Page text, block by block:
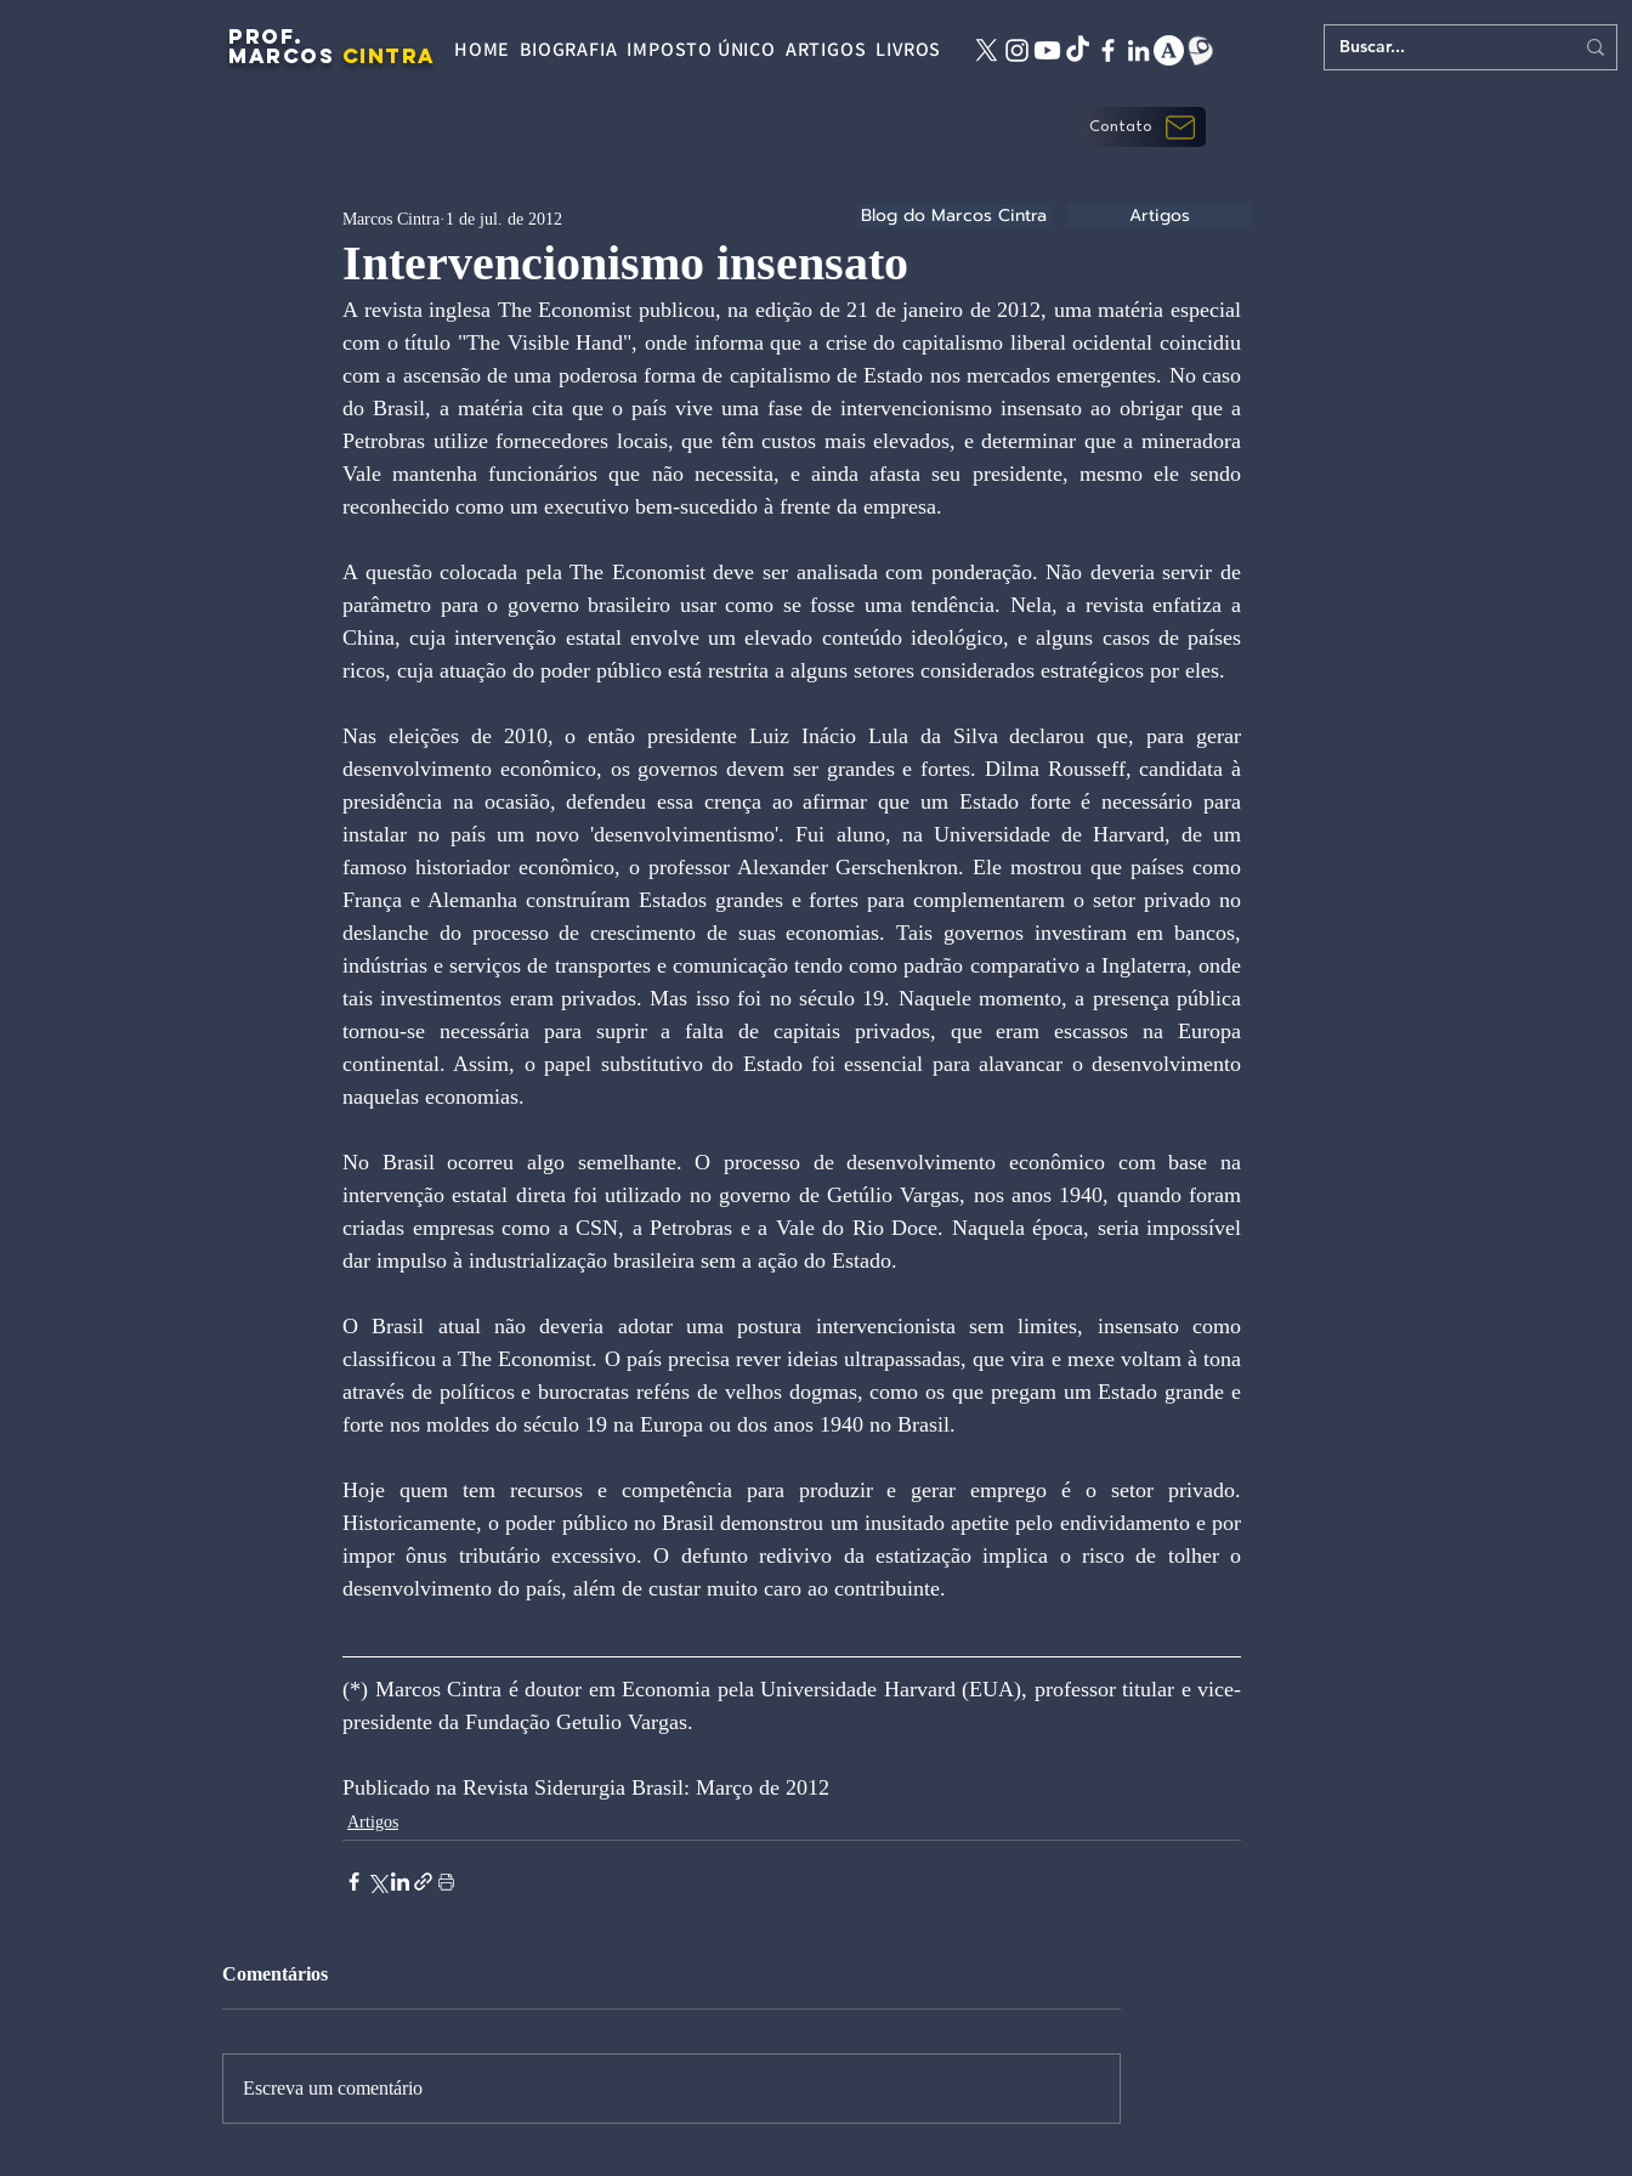
PROF.
MARCOS CINTRA HOME BIOGRAFIA IMPOSTO ÚNICO ARTIGOS LIVROS
Contato
Intervencionismo insensato
Marcos Cintra 1 de jul. de 2012
A revista inglesa The Economist publicou, na edição de 21 de janeiro de 2012, uma matéria especial
com o título "The Visible Hand", onde informa que a crise do capitalismo liberal ocidental coincidiu
com a ascensão de uma poderosa forma de capitalismo de Estado nos mercados emergentes. No caso
do Brasil, a matéria cita que o país vive uma fase de intervencionismo insensato ao obrigar que a
Petrobras utilize fornecedores locais, que têm custos mais elevados, e determinar que a mineradora
Vale mantenha funcionários que não necessita, e ainda afasta seu presidente, mesmo ele sendo
reconhecido como um executivo bem-sucedido à frente da empresa.
A questão colocada pela The Economist deve ser analisada com ponderação. Não deveria servir de
parâmetro para o governo brasileiro usar como se fosse uma tendência. Nela, a revista enfatiza a
China, cuja intervenção estatal envolve um elevado conteúdo ideológico, e alguns casos de países
ricos, cuja atuação do poder público está restrita a alguns setores considerados estratégicos por eles.
Nas eleições de 2010, o então presidente Luiz Inácio Lula da Silva declarou que, para gerar
desenvolvimento econômico, os governos devem ser grandes e fortes. Dilma Rousseff, candidata à
presidência na ocasião, defendeu essa crença ao afirmar que um Estado forte é necessário para
instalar no país um novo 'desenvolvimentismo'. Fui aluno, na Universidade de Harvard, de um
famoso historiador econômico, o professor Alexander Gerschenkron. Ele mostrou que países como
França e Alemanha construíram Estados grandes e fortes para complementarem o setor privado no
deslanche do processo de crescimento de suas economias. Tais governos investiram em bancos,
indústrias e serviços de transportes e comunicação tendo como padrão comparativo a Inglaterra, onde
tais investimentos eram privados. Mas isso foi no século 19. Naquele momento, a presença pública
tornou-se necessária para suprir a falta de capitais privados, que eram escassos na Europa
continental. Assim, o papel substitutivo do Estado foi essencial para alavancar o desenvolvimento
naquelas economias.
No Brasil ocorreu algo semelhante. O processo de desenvolvimento econômico com base na
intervenção estatal direta foi utilizado no governo de Getúlio Vargas, nos anos 1940, quando foram
criadas empresas como a CSN, a Petrobras e a Vale do Rio Doce. Naquela época, seria impossível
dar impulso à industrialização brasileira sem a ação do Estado.
O Brasil atual não deveria adotar uma postura intervencionista sem limites, insensato como
classificou a The Economist. O país precisa rever ideias ultrapassadas, que vira e mexe voltam à tona
através de políticos e burocratas reféns de velhos dogmas, como os que pregam um Estado grande e
forte nos moldes do século 19 na Europa ou dos anos 1940 no Brasil.
Hoje quem tem recursos e competência para produzir e gerar emprego é o setor privado.
Historicamente, o poder público no Brasil demonstrou um inusitado apetite pelo endividamento e por
impor ônus tributário excessivo. O defunto redivivo da estatização implica o risco de tolher o
desenvolvimento do país, além de custar muito caro ao contribuinte.
(*) Marcos Cintra é doutor em Economia pela Universidade Harvard (EUA), professor titular e vice-
presidente da Fundação Getulio Vargas.
Publicado na Revista Siderurgia Brasil: Março de 2012
Artigos
Comentários
Escreva um comentário
Blog do Marcos Cintra Artigos